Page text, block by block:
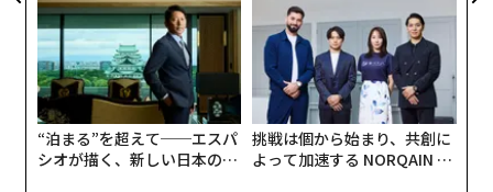
“泊まる”を超えて──エスパ
シオが描く、新しい日本のラ
挑戦は個から始まり、共創に
よって加速する NORQAIN JA